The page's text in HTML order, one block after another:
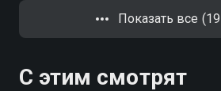
Показать все
С этим смотрят